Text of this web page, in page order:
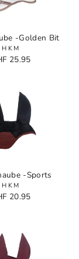
-Golden Bit
HKM
25.95
-Sports
HKM
20.95